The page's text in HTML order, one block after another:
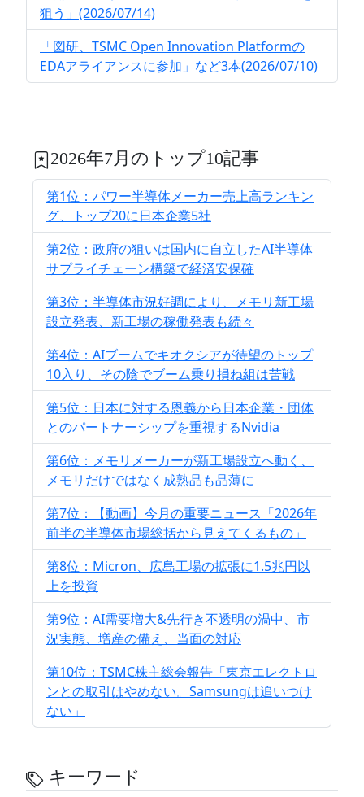
狙う」(2026/07/14)
「図研、TSMC Open Innovation Platformの
EDAアライアンスに参加」など3本(2026/07/10)
2026年7月のトップ10記事
第1位：パワー半導体メーカー売上高ランキン
グ、トップ20に日本企業5社
第2位：政府の狙いは国内に自立したAI半導体
サプライチェーン構築で経済安保確
第3位：半導体市況好調により、メモリ新工場
設立発表、新工場の稼働発表も続々
第4位：AIブームでキオクシアが待望のトップ
10入り、その陰でブーム乗り損ね組は苦戦
第5位：日本に対する恩義から日本企業・団体
とのパートナーシップを重視するNvidia
第6位：メモリメーカーが新工場設立へ動く、
メモリだけではなく成熟品も品薄に
第7位：【動画】今月の重要ニュース「2026年
前半の半導体市場総括から見えてくるもの」
第8位：Micron、広島工場の拡張に1.5兆円以
上を投資
第9位：AI需要増大&先行き不透明の渦中、市
況実態、増産の備え、当面の対応
第10位：TSMC株主総会報告「東京エレクトロ
ンとの取引はやめない。Samsungは追いつけ
ない」
キーワード